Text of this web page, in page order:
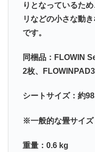
りとなっているた
リなどの小さな動
です。
同梱品：FLOWIN
2枚、
シートサイズ：約
※一般的な畳サイ
重量：0.6 kg